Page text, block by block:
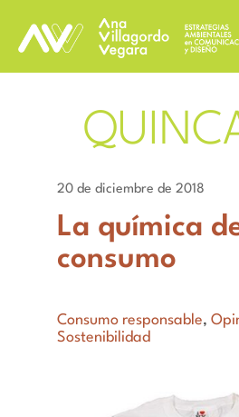
20 de diciembre de 2018
La química
consumo
Consumo responsable,
Sostenibilidad